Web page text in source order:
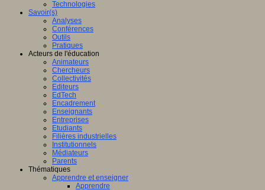
Technologies
Savoir(s)
Analyses
Conférences
Outils
Pratiques
Acteurs de l'éducation
Animateurs
Chercheurs
Collectivités
Editeurs
EdTech
Encadrement
Enseignants
Entreprises
Etudiants
Filières industrielles
Institutionnels
Médiateurs
Parents
Thématiques
Apprendre et enseigner
Apprendre